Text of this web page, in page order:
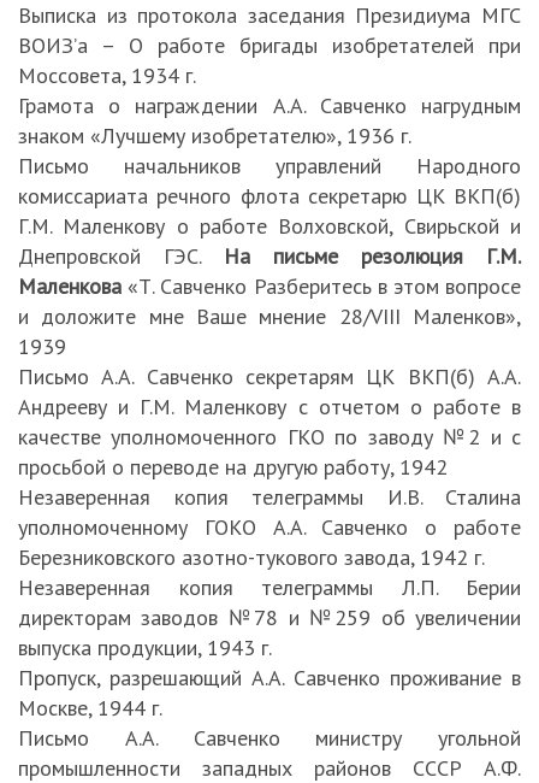
Выписка из протокола заседания Президиума МГС
ВОИЗ’а – О работе бригады изобретателей при
Моссовета, 1934 г.
Грамота о награждении А.А. Савченко нагрудным
знаком «Лучшему изобретателю», 1936 г.
Письмо начальников управлений Народного
комиссариата речного флота секретарю ЦК ВКП(б)
Г.М. Маленкову о работе Волховской, Свирьской и
Днепровской ГЭС. На письме резолюция Г.М.
Маленкова «Т. Савченко Разберитесь в этом вопросе
и доложите мне Ваше мнение 28/VIII Маленков»,
1939
Письмо А.А. Савченко секретарям ЦК ВКП(б) А.А.
Андрееву и Г.М. Маленкову с отчетом о работе в
качестве уполномоченного ГКО по заводу №2 и с
просьбой о переводе на другую работу, 1942
Незаверенная копия телеграммы И.В. Сталина
уполномоченному ГОКО А.А. Савченко о работе
Березниковского азотно-тукового завода, 1942 г.
Незаверенная копия телеграммы Л.П. Берии
директорам заводов №78 и №259 об увеличении
выпуска продукции, 1943 г.
Пропуск, разрешающий А.А. Савченко проживание в
Москве, 1944 г.
Письмо А.А. Савченко министру угольной
промышленности западных районов СССР А.Ф.